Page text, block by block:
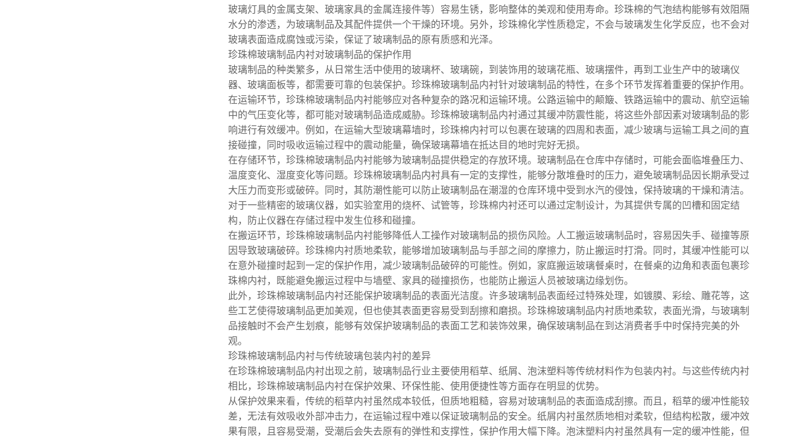
玻璃灯具的金属支架、玻璃家具的金属连接件等）容易生锈，影响整体的美观和使用寿命。珍珠棉的气泡结构能够有效阻隔
水分的渗透，为玻璃制品及其配件提供一个干燥的环境。另外，珍珠棉化学性质稳定，不会与玻璃发生化学反应，也不会对
玻璃表面造成腐蚀或污染，保证了玻璃制品的原有质感和光泽。
珍珠棉玻璃制品内衬对玻璃制品的保护作用
玻璃制品的种类繁多，从日常生活中使用的玻璃杯、玻璃碗，到装饰用的玻璃花瓶、玻璃摆件，再到工业生产中的玻璃仪
器、玻璃面板等，都需要可靠的包装保护。珍珠棉玻璃制品内衬针对玻璃制品的特性，在多个环节发挥着重要的保护作用。
在运输环节，珍珠棉玻璃制品内衬能够应对各种复杂的路况和运输环境。公路运输中的颠簸、铁路运输中的震动、航空运输
中的气压变化等，都可能对玻璃制品造成威胁。珍珠棉玻璃制品内衬通过其缓冲防震性能，将这些外部因素对玻璃制品的影
响进行有效缓冲。例如，在运输大型玻璃幕墙时，珍珠棉内衬可以包裹在玻璃的四周和表面，减少玻璃与运输工具之间的直
接碰撞，同时吸收运输过程中的震动能量，确保玻璃幕墙在抵达目的地时完好无损。
在存储环节，珍珠棉玻璃制品内衬能够为玻璃制品提供稳定的存放环境。玻璃制品在仓库中存储时，可能会面临堆叠压力、
温度变化、湿度变化等问题。珍珠棉玻璃制品内衬具有一定的支撑性，能够分散堆叠时的压力，避免玻璃制品因长期承受过
大压力而变形或破碎。同时，其防潮性能可以防止玻璃制品在潮湿的仓库环境中受到水汽的侵蚀，保持玻璃的干燥和清洁。
对于一些精密的玻璃仪器，如实验室用的烧杯、试管等，珍珠棉内衬还可以通过定制设计，为其提供专属的凹槽和固定结
构，防止仪器在存储过程中发生位移和碰撞。
在搬运环节，珍珠棉玻璃制品内衬能够降低人工操作对玻璃制品的损伤风险。人工搬运玻璃制品时，容易因失手、碰撞等原
因导致玻璃破碎。珍珠棉内衬质地柔软，能够增加玻璃制品与手部之间的摩擦力，防止搬运时打滑。同时，其缓冲性能可以
在意外碰撞时起到一定的保护作用，减少玻璃制品破碎的可能性。例如，家庭搬运玻璃餐桌时，在餐桌的边角和表面包裹珍
珠棉内衬，既能避免搬运过程中与墙壁、家具的碰撞损伤，也能防止搬运人员被玻璃边缘划伤。
此外，珍珠棉玻璃制品内衬还能保护玻璃制品的表面光洁度。许多玻璃制品表面经过特殊处理，如镀膜、彩绘、雕花等，这
些工艺使得玻璃制品更加美观，但也使其表面更容易受到刮擦和磨损。珍珠棉玻璃制品内衬质地柔软，表面光滑，与玻璃制
品接触时不会产生划痕，能够有效保护玻璃制品的表面工艺和装饰效果，确保玻璃制品在到达消费者手中时保持完美的外
观。
珍珠棉玻璃制品内衬与传统玻璃包装内衬的差异
在珍珠棉玻璃制品内衬出现之前，玻璃制品行业主要使用稻草、纸屑、泡沫塑料等传统材料作为包装内衬。与这些传统内衬
相比，珍珠棉玻璃制品内衬在保护效果、环保性能、使用便捷性等方面存在明显的优势。
从保护效果来看，传统的稻草内衬虽然成本较低，但质地粗糙，容易对玻璃制品的表面造成刮擦。而且，稻草的缓冲性能较
差，无法有效吸收外部冲击力，在运输过程中难以保证玻璃制品的安全。纸屑内衬虽然质地相对柔软，但结构松散，缓冲效
果有限，且容易受潮，受潮后会失去原有的弹性和支撑性，保护作用大幅下降。泡沫塑料内衬虽然具有一定的缓冲性能，但